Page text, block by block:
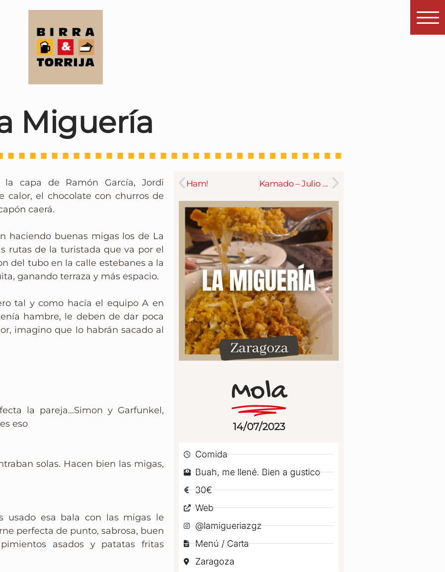
Miguería
la capa de Ramón García, Jordi
calor, el chocolate con churros de
caerá.
haciendo buenas migas los de La
rutas de la turistada que va por el
del tubo en la calle estebanes a la
ganando terraza y más espacio.
tal y como hacía el equipo A en
hambre, le deben de dar poca
imagino que lo habrán sacado al
la pareja…Simon y Garfunkel,
eso
solas. Hacen bien las migas,
usado esa bala con las migas le
perfecta de punto, sabrosa, buen
asados y patatas fritas
Ham! Kamado – Julio 2023
Mola
14/07/2023
Comida
Buah, me llené. Bien a gustico
30€
Web
@lamigueriazgz
Menú / Carta
Zaragoza